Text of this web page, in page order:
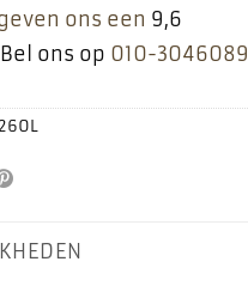
ons een 9,6
ons op 010-3046089